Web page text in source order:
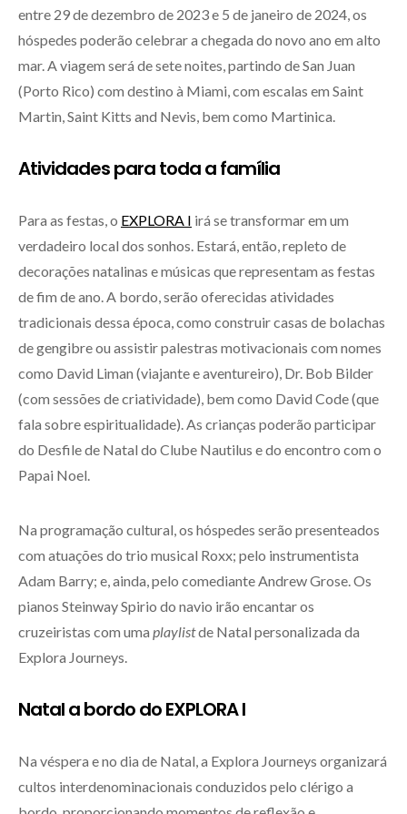
entre 29 de dezembro de 2023 e 5 de janeiro de 2024, os
hóspedes poderão celebrar a chegada do novo ano em alto
mar. A viagem será de sete noites, partindo de San Juan
(Porto Rico) com destino à Miami, com escalas em Saint
Martin, Saint Kitts and Nevis, bem como Martinica.
Atividades para toda a família
Para as festas, o EXPLORA I irá se transformar em um
verdadeiro local dos sonhos. Estará, então, repleto de
decorações natalinas e músicas que representam as festas
de fim de ano. A bordo, serão oferecidas atividades
tradicionais dessa época, como construir casas de bolachas
de gengibre ou assistir palestras motivacionais com nomes
como David Liman (viajante e aventureiro), Dr. Bob Bilder
(com sessões de criatividade), bem como David Code (que
fala sobre espiritualidade). As crianças poderão participar
do Desfile de Natal do Clube Nautilus e do encontro com o
Papai Noel.
Na programação cultural, os hóspedes serão presenteados
com atuações do trio musical Roxx; pelo instrumentista
Adam Barry; e, ainda, pelo comediante Andrew Grose. Os
pianos Steinway Spirio do navio irão encantar os
cruzeiristas com uma playlistde Natal personalizada da
Explora Journeys.
Natal a bordo do EXPLORA I
Na véspera e no dia de Natal, a Explora Journeys organizará
cultos interdenominacionais conduzidos pelo clérigo a